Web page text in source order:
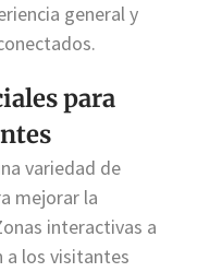
general y
para
variedad de
mejorar la
interactivas a
los visitantes